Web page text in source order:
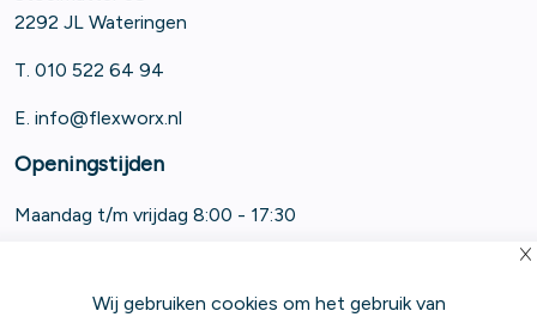
2292 JL Wateringen
T. 010 522 64 94
E. info@flexworx.nl
Openingstijden
Maandag t/m vrijdag 8:00 - 17:30
Wij gebruiken cookies om het gebruik van